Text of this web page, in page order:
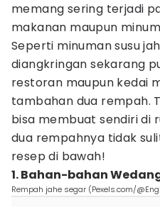
memang sering terjadi
makanan maupun
Seperti minuman susu
diangkringan sekarang
restoran maupun kedai
tambahan dua rempah.
bisa membuat sendiri di
dua rempahnya tidak
resep di bawah!
1. Bahan-bahan
Rempah jahe segar (Pexels.com/